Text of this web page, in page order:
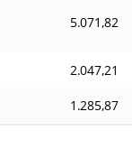
5.071,82
2.047,21
1.285,87